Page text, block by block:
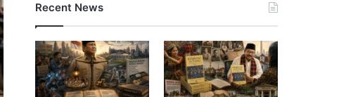
Recent News